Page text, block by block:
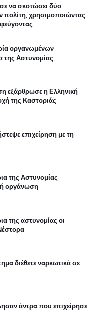
να σκοτώσει δύο
πολίτη, χρησιμοποιώντας
οργανωμένων
της Αστυνομίας
εξάρθρωσε η Ελληνική
της Καστοριάς
επιχείρηση με τη
της Αστυνομίας
οργάνωση
της αστυνομίας οι
διέθετε ναρκωτικά σε
άντρα που επιχείρησε